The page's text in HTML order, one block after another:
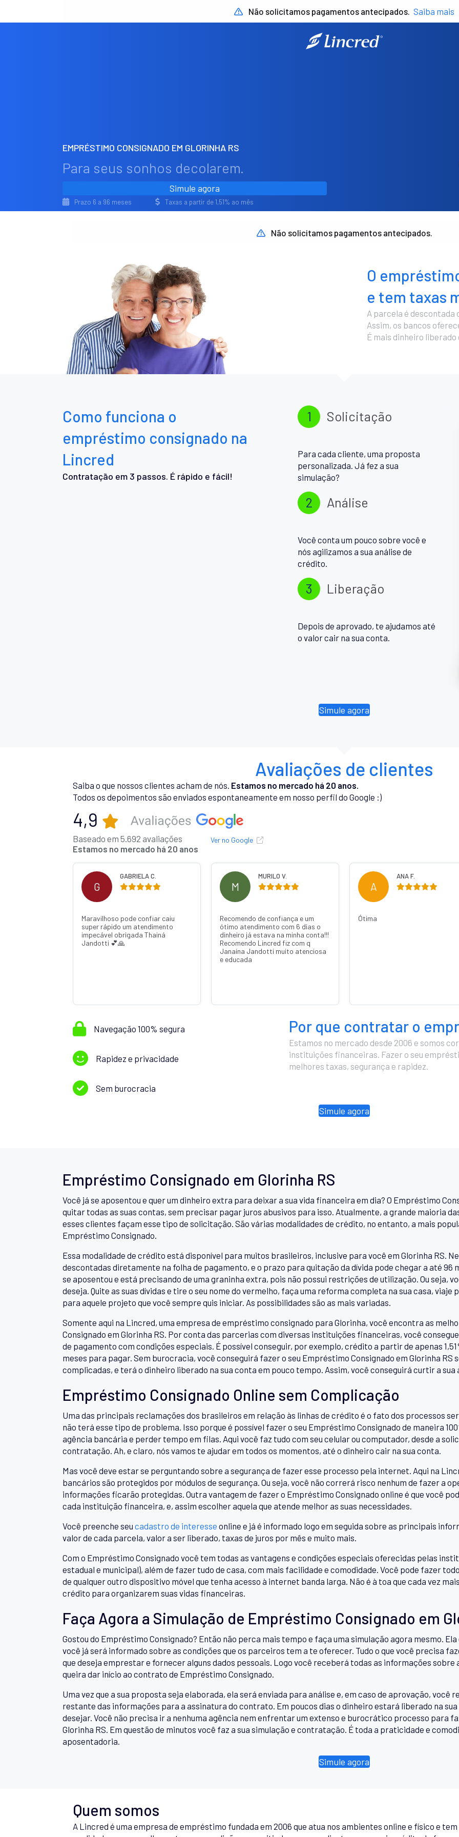
Não solicitamos pagamentos antecipados. Saiba mais
EMPRÉSTIMO CONSIGNADO EM GLORINHA RS
Para seus sonhos decolarem.
Simule agora
Prazo 6 a 96 meses Taxas a partir de 1,51% ao mês
Não solicitamos pagamentos antecipados.
O
e tem taxas
A parcela é descontada
Assim, os bancos
É mais dinheiro
Como funciona o
empréstimo consignado na
Lincred
Contratação em 3 passos. É rápido e fácil!
1 Solicitação
Para cada cliente, uma proposta
personalizada. Já fez a sua
simulação?
2 Análise
Você conta um pouco sobre você e
nós agilizamos a sua análise de
crédito.
3 Liberação
Depois de aprovado, te ajudamos até
o valor cair na sua conta.
Simule agora
Avaliações de clientes
Saiba o que nossos clientes acham de nós. Estamos no mercado há 20 anos.
Todos os depoimentos são enviados espontaneamente em nosso perfil do Google :)
4,9
Baseado em 5.692 avaliações
Estamos no mercado há 20 anos
Ver no Google
G
GABRIELA C.
Maravilhoso pode confiar caiu
super rápido um atendimento
impecável obrigada Thainá
Jandotti 💕🙏
M
MURILO V.
Recomendo de confiança e um
ótimo atendimento com 6 dias o
dinheiro já estava na minha conta!!!
Recomendo Lincred fiz com q
Janaína Jandotti muito atenciosa
e educada
A
ANA F.
Ótima
Navegação 100% segura
Rapidez e privacidade
Sem burocracia
Por que contratar o
Estamos no mercado desde 2006 e somos
instituições financeiras. Fazer o seu
melhores taxas, segurança e rapidez.
Simule agora
Empréstimo Consignado em Glorinha RS
Você já se aposentou e quer um dinheiro extra para deixar a sua vida financeira em dia? O Empréstimo
quitar todas as suas contas, sem precisar pagar juros abusivos para isso. Atualmente, a grande maioria
esses clientes façam esse tipo de solicitação. São várias modalidades de crédito, no entanto, a mais
Empréstimo Consignado.
Essa modalidade de crédito está disponível para muitos brasileiros, inclusive para você em Glorinha RS.
descontadas diretamente na folha de pagamento, e o prazo para quitação da dívida pode chegar a até 96
se aposentou e está precisando de uma graninha extra, pois não possui restrições de utilização. Ou seja,
deseja. Quite as suas dívidas e tire o seu nome do vermelho, faça uma reforma completa na sua casa, viaje
para aquele projeto que você sempre quis iniciar. As possibilidades são as mais variadas.
Somente aqui na Lincred, uma empresa de empréstimo consignado para Glorinha, você encontra as
Consignado em Glorinha RS. Por conta das parcerias com diversas instituições financeiras, você
de pagamento com condições especiais. É possível conseguir, por exemplo, crédito a partir de apenas
meses para pagar. Sem burocracia, você conseguirá fazer o seu Empréstimo Consignado em Glorinha
complicadas, e terá o dinheiro liberado na sua conta em pouco tempo. Assim, você conseguirá curtir a
Empréstimo Consignado Online sem Complicação
Uma das principais reclamações dos brasileiros em relação às linhas de crédito é o fato dos processos
não terá esse tipo de problema. Isso porque é possível fazer o seu Empréstimo Consignado de maneira
agência bancária e perder tempo em filas. Aqui você faz tudo com seu celular ou computador, desde a
contratação. Ah, e claro, nós vamos te ajudar em todos os momentos, até o dinheiro cair na sua conta.
Mas você deve estar se perguntando sobre a segurança de fazer esse processo pela internet. Aqui na
bancários são protegidos por módulos de segurança. Ou seja, você não correrá risco nenhum de fazer a
informações ficarão protegidas. Outra vantagem de fazer o Empréstimo Consignado online é que você
cada instituição financeira, e, assim escolher aquela que atende melhor as suas necessidades.
Você preenche seu cadastro de interesse online e já é informado logo em seguida sobre as principais
valor de cada parcela, valor a ser liberado, taxas de juros por mês e muito mais.
Com o Empréstimo Consignado você tem todas as vantagens e condições especiais oferecidas pelas
estadual e municipal), além de fazer tudo de casa, com mais facilidade e comodidade. Você pode fazer
de qualquer outro dispositivo móvel que tenha acesso à internet banda larga. Não é à toa que cada vez
crédito para organizarem suas vidas financeiras.
Faça Agora a Simulação de Empréstimo Consignado em
Gostou do Empréstimo Consignado? Então não perca mais tempo e faça uma simulação agora mesmo.
você já será informado sobre as condições que os parceiros tem a te oferecer. Tudo o que você precisa
que deseja emprestar e fornecer alguns dados pessoais. Logo você receberá todas as informações
queira dar início ao contrato de Empréstimo Consignado.
Uma vez que a sua proposta seja elaborada, ela será enviada para análise e, em caso de aprovação, você
restante das informações para a assinatura do contrato. Em poucos dias o dinheiro estará liberado na
desejar. Você não precisa ir a nenhuma agência nem enfrentar um extenso e burocrático processo para
Glorinha RS. Em questão de minutos você faz a sua simulação e contratação. É toda a praticidade e
aposentadoria.
Simule agora
Quem somos
A Lincred é uma empresa de empréstimo fundada em 2006 que atua nos ambientes online e físico e